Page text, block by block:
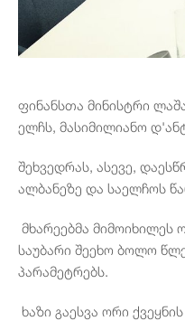
ფინანსთა მინისტრი
ელჩს, მასიმილიანო
შეხვედრას, ასევე,
ალბანეზე და საელჩოს
მხარეებმა მიმოიხილეს
საუბარი შეეხო ბოლო
პარამეტრებს.
ხაზი გაესვა ორი